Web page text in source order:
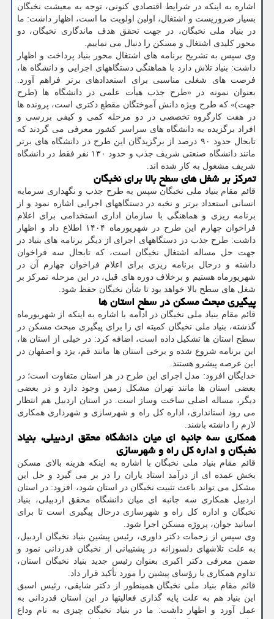
اشاره به اینکه در شرایط اقتصادی کنونی، توجه به معیشت نخبگان
بسیار ضروریست و اشتغال، اولین اولویت ما است، اظهار داشت: ما
در بنیاد ملی نخبگان، در جهت تحقق هدف ماندگاری نخبگان، دو
محور کلیدی اشتغال و مسکن را دنبال می نماییم.
وی سپس به تشریح برنامه های اشتغال محور بنیاد پرداخت و اظهار
داشت: بنیاد تلاش دارد با هماهنگی دستگاههای اجرایی و دانشگاه ها،
فرصت های شغلی مناسبی برای استعدادهای برتر فراهم آورد.
بعنوان نمونه در «طرح جذب هیأت علمی در دانشگاه ها (طرح
جهت)» که طرح ویژه دانش آموختگان مقطع دکتری است، پرونده ها
در هفت کارگروه تخصصی در دو مرحله کمی و کیفی بررسی و
افراد برگزیده به دانشگاه های سراسر کشور معرفی می گردند که
تابحال حدود ۹۰ درصد از برگزیدگان این طرح در دانشگاه های برتر
مانند دانشگاه صنعتی شریف جذب و حدود ۱۳۰ نفر فقط در دانشگاه
شریف مشغول به کار شده اند.
تمرکز بر شغل های سطح بالا برای نخبگان
قائم مقام بنیاد ملی نخبگان سپس به طرح جذب و نگهداری سرمایه
انسانی استعداد برتر و نخبه در دستگاههای اجرایی اشاره نمود و از
برنامه ریزی و هماهنگی با سازمان اداری استخدامی برای اعلام
فراخوان چهارم این طرح در شهریورماه ۱۴۰۴ اطلاع داد و اظهار
داشت: طرح جذب در دستگاههای اجرای از دیگر برنامه های بنیاد در
جهت حل مساله اشتغال نخبگان است، که تابحال سه فراخوان
داشته و درحال برنامه ریزی برای اعلام فراخوان چهارم آن در
شهریورماه هستیم و برخلاف دوره های قبل، در این مرحله تمرکز بر
شغل های سطح بالا خواهد بود تا شأن نخبگان حفظ شود.
پیگیری مبحث مسکن در سطح استان ها
قائم مقام بنیاد ملی نخبگان در ادامه با اشاره به اینکه از شهریورماه
گذشته، بنیاد ملی نخبگان کمیته ای را برای پیگیری مبحث مسکن در
سطح استان ها تشکیل داده است، اضافه کرد: در خیلی از استان ها،
این برنامه شروع شده و برخی استان ها مانند قم، یزد و اصفهان در
این عرصه پیشرو هستند.
خدایگان افزود: مدل اجرای این طرح در هر استان متفاوت است؛ در
بعضی استان ها مانند تهران مشکل زمین وجود دارد و در بعضی
دیگر، مساله اصلی ساخت وساز است. در استان اردبیل هم انتظار
می رود استانداری، اداره کل راه و شهرسازی و شهرداری همکاری
لازم را داشته باشند.
همکاری سه جانبه ای میان دانشگاه محقق اردبیلی، بنیاد
نخبگان و اداره کل راه و شهرسازی
قائم مقام بنیاد ملی نخبگان با اشاره به اینکه هزینه بالای مسکن
بخش عمده ای از درآمد استاد یاران را در بر می گیرد و حل این
مشکل می تواند باعث تثبیت نخبگان در استان شود، افزود: در استان
اردبیل همکاری سه جانبه ای میان دانشگاه محقق اردبیلی، بنیاد
نخبگان و اداره کل راه و شهرسازی درحال پیگیری است تا برای
اساتید جوان، پروژه مسکن اجرا شود.
وی سپس از زحمات دکتر داوری، رئیس پیشین بنیاد نخبگان اردبیل،
به علت تلاشهای دلسوزانه در پشتیبانی از نخبگان قدردانی نمود و
ضمن معرفی دکتر اکبری بعنوان رئیس جدید بنیاد نخبگان استان،
تداوم همکاری با رؤسای پیشین را مورد تأکید قرار داد.
قائم مقام بنیاد ملی نخبگان همینطور از دکتر شایقی، رئیس اسبق
این بنیاد هم به علت پایه گذاری فعالیتها در این استان قدردانی به
عمل آورد و اظهار داشت: ما در بنیاد نخبگان چیزی به نام وداع